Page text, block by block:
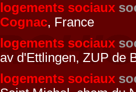
logements sociaux
Cognac, France
logements sociaux
av d'Ettlingen, ZUP de
logements sociaux